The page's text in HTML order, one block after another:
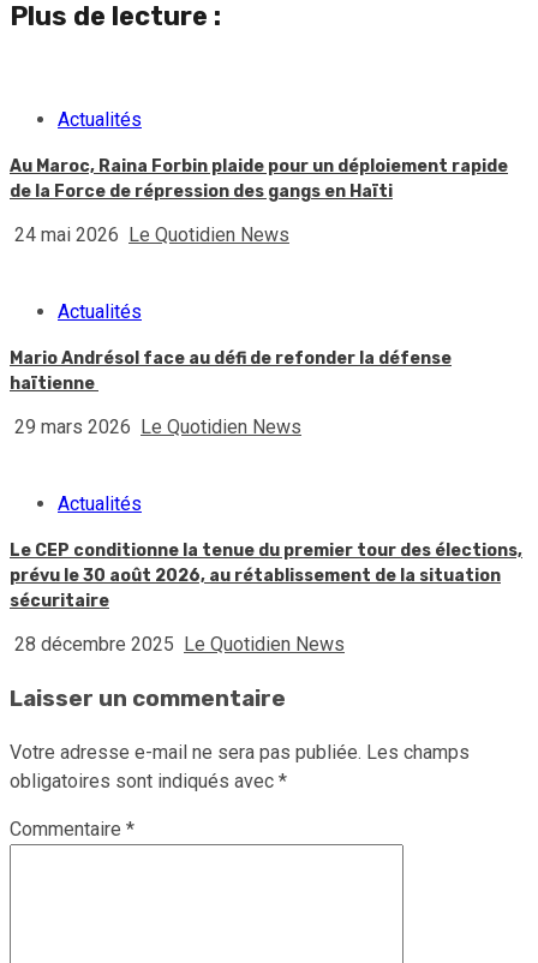
Plus de lecture :
Actualités
Au Maroc, Raina Forbin plaide pour un déploiement rapide
de la Force de répression des gangs en Haïti
24 mai 2026 Le Quotidien News
Actualités
Mario Andrésol face au défi de refonder la défense
haïtienne
29 mars 2026 Le Quotidien News
Actualités
Le CEP conditionne la tenue du premier tour des élections,
prévu le 30 août 2026, au rétablissement de la situation
sécuritaire
28 décembre 2025 Le Quotidien News
Laisser un commentaire
Votre adresse e-mail ne sera pas publiée. Les champs
obligatoires sont indiqués avec *
Commentaire *